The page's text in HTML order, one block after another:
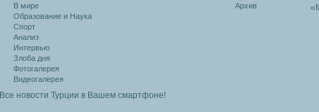
В мире
Образование и Наука
Спорт
Анализ
Интервью
Злоба дня
Фотогалерея
Видеогалерея
Архив
Все новости Турции в Вашем смартфоне!